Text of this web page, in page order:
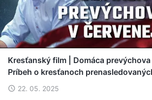
Kresťanský film | Domáca prevýchova
Príbeh o kresťanoch
22. 05. 2025